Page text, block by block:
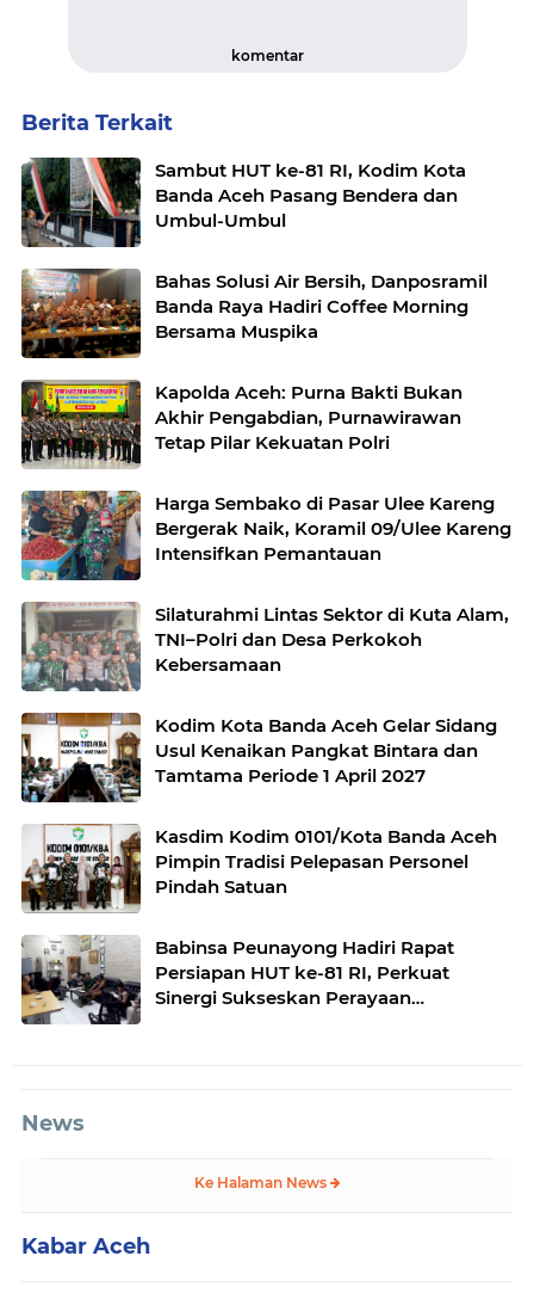
komentar
Berita Terkait
Sambut HUT ke-81 RI, Kodim Kota
Banda Aceh Pasang Bendera dan
Umbul-Umbul
Bahas Solusi Air Bersih, Danposramil
Banda Raya Hadiri Coffee Morning
Bersama Muspika
Kapolda Aceh: Purna Bakti Bukan
Akhir Pengabdian, Purnawirawan
Tetap Pilar Kekuatan Polri
Harga Sembako di Pasar Ulee Kareng
Bergerak Naik, Koramil 09/Ulee Kareng
Intensifkan Pemantauan
Silaturahmi Lintas Sektor di Kuta Alam,
TNI–Polri dan Desa Perkokoh
Kebersamaan
Kodim Kota Banda Aceh Gelar Sidang
Usul Kenaikan Pangkat Bintara dan
Tamtama Periode 1 April 2027
Kasdim Kodim 0101/Kota Banda Aceh
Pimpin Tradisi Pelepasan Personel
Pindah Satuan
Babinsa Peunayong Hadiri Rapat
Persiapan HUT ke-81 RI, Perkuat
Sinergi Sukseskan Perayaan
News
Ke Halaman News
Kabar Aceh